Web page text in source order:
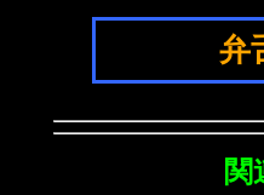
弁
関